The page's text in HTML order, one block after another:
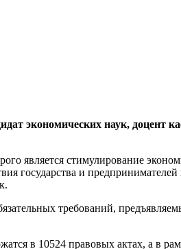
экономических наук, доцент
является стимулирование
государства и
требований,
в 10524 правовых актах, а в